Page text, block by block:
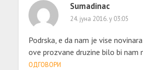
Sumadinac
24. јуна 2016. у 03:05
Podrska, e da nam je vise
ove prozvane druzine bilo bi nam
ОДГОВОРИ